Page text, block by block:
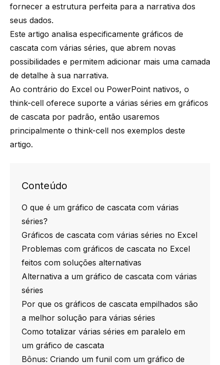
fornecer a estrutura perfeita para a narrativa dos
seus dados.
Este artigo analisa especificamente gráficos de
cascata com várias séries, que abrem novas
possibilidades e permitem adicionar mais uma camada
de detalhe à sua narrativa.
Ao contrário do Excel ou PowerPoint nativos, o
think-cell oferece suporte a várias séries em gráficos
de cascata por padrão, então usaremos
principalmente o think-cell nos exemplos deste
artigo.
Conteúdo
O que é um gráfico de cascata com várias
séries?
Gráficos de cascata com várias séries no Excel
Problemas com gráficos de cascata no Excel
feitos com soluções alternativas
Alternativa a um gráfico de cascata com várias
séries
Por que os gráficos de cascata empilhados são
a melhor solução para várias séries
Como totalizar várias séries em paralelo em
um gráfico de cascata
Bônus: Criando um funil com um gráfico de